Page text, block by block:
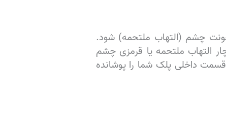
چشم (التهاب ملتحمه) شود.
در دسترس، پزشکان بر این باورند که ۱ تا ۳ درصد از مبتلایان به کووید ۱۹ دچار التهاب ملتحمه یا قرمزی چشم
داخلی پلک شما را پوشانده